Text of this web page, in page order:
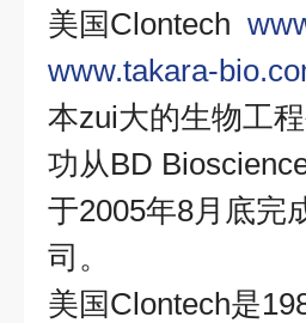
美国Clontech
www.takara-
本zui大的生物工
功从BD
于2005年8月底完
司。
美国Clontech是